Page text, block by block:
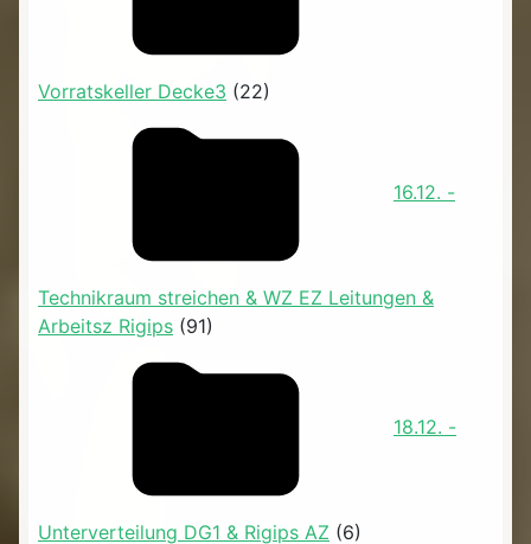
Vorratskeller Decke3 (22)
16.12. -
Technikraum streichen & WZ EZ Leitungen &
Arbeitsz Rigips (91)
18.12. -
Unterverteilung DG1 & Rigips AZ (6)